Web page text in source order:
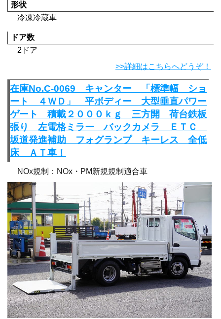
形状
冷凍冷蔵車
ドア数
2ドア
>>詳細はこちらへどうぞ！
在庫No.C-0069 キャンター 「標準幅 ショ
ート ４ＷＤ」 平ボディー 大型垂直パワー
ゲート 積載２０００ｋｇ 三方開 荷台鉄板
張り 左電格ミラー バックカメラ ＥＴＣ
坂道発進補助 フォグランプ キーレス 全低
床 ＡＴ車！
NOx規制：NOx・PM新規規制適合車